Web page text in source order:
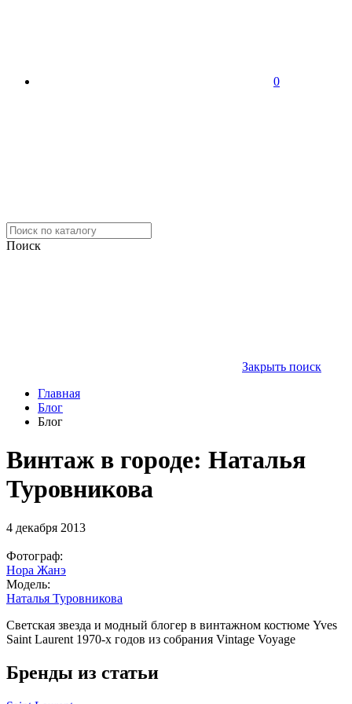
0
Поиск
Закрыть поиск
Главная
Блог
Блог
Винтаж в городе: Наталья
Туровникова
4 декабря 2013
Фотограф:
Нора Жанэ
Модель:
Наталья Туровникова
Светская звезда и модный блогер в винтажном костюме Yves
Saint Laurent 1970-х годов из собрания Vintage Voyage
Бренды из статьи